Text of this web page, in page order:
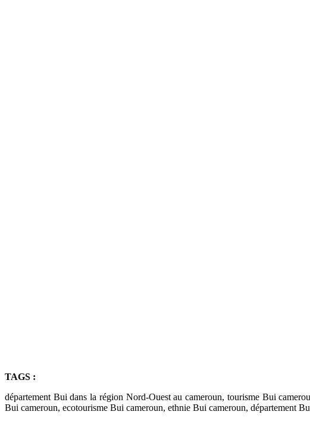
TAGS :
département Bui dans la région Nord-Ouest au cameroun, tourisme Bui
Bui cameroun, ecotourisme Bui cameroun, ethnie Bui cameroun, département